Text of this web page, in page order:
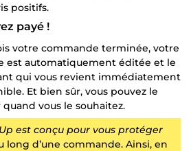
positifs.
payé !
votre commande terminée, votre
est automatiquement éditée et le
qui vous revient immédiatement
Et bien sûr, vous pouvez le
vous le souhaitez.
est conçu pour vous protéger
long d’une commande. Ainsi, en